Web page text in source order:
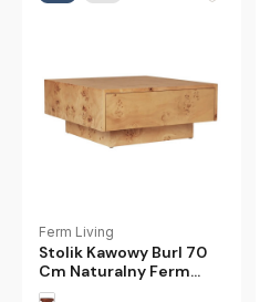
Ferm Living
Stolik Kawowy Burl 70
Cm Naturalny Ferm
Living